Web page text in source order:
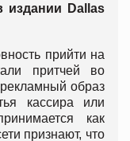
издании Dallas
прийти на
притчей во
образ
кассира или
как
признают, что